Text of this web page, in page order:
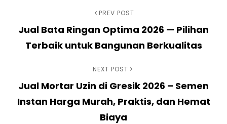
pos
Post
PREV POST
Jual Bata Ringan Optima 2026 — Pilihan
Terbaik untuk Bangunan Berkualitas
Post
NEXT POST
Jual Mortar Uzin di Gresik 2026 – Semen
Instan Harga Murah, Praktis, dan Hemat
Biaya